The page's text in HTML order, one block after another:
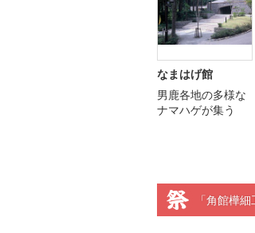
なまはげ館
男鹿各地の多様な
ナマハゲが集う
「角館樺